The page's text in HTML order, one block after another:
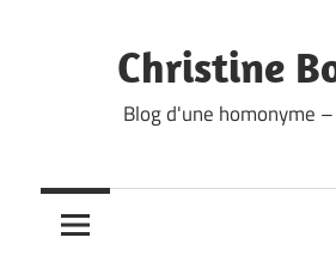
Christine
Blog d'une homonyme